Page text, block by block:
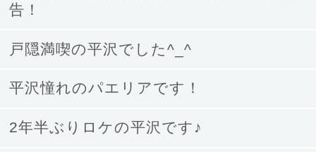
告！
戸隠満喫の平沢でした^_^
平沢憧れのパエリアです！
2年半ぶりロケの平沢です♪